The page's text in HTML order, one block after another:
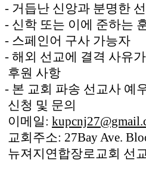
야
우
성
비
아
탑-
프
릴
리
지
구
- 거듭난 신앙과 분명한
- 신학 또는 이에 준하는
- 스페인어 구사 가능자
- 해외 선교에 결격 사유
후원 사항
- 본 교회 파송 선교사 예
신청 및 문의
이메일:
교회주소: 27Bay Ave.
뉴져지연합장로교회 선